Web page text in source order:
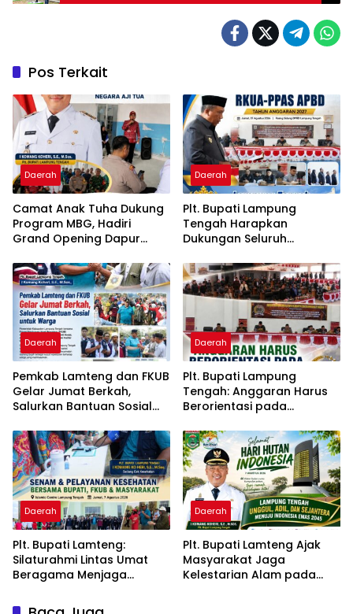
Pos Terkait
Daerah
Camat Anak Tuha Dukung
Program MBG, Hadiri
Grand Opening Dapur
Lampung Tengah
Daerah
Plt. Bupati Lampung
Tengah Harapkan
Dukungan Seluruh
RKUA-PPAS APBD Tahun
2027
Daerah
Pemkab Lamteng dan FKUB
Gelar Jumat Berkah,
Salurkan Bantuan Sosial
Daerah
Plt. Bupati Lampung
Tengah: Anggaran Harus
Berorientasi pada
Daerah
Plt. Bupati Lamteng:
Silaturahmi Lintas Umat
Beragama Menjaga
Daerah
Plt. Bupati Lamteng Ajak
Masyarakat Jaga
Kelestarian Alam pada